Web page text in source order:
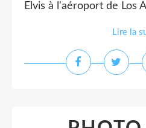
Elvis à l'aéroport de Los
Lire la